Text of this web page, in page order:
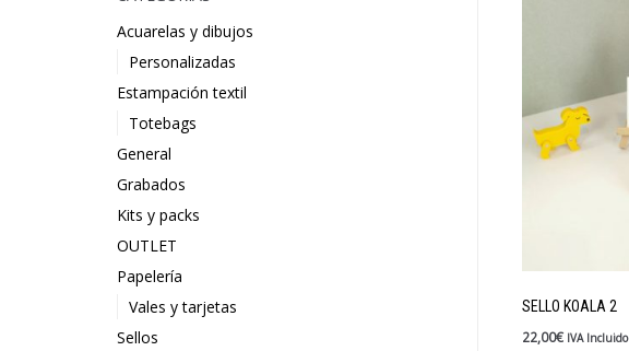
Acuarelas y dibujos
Personalizadas
Estampación textil
Totebags
General
Grabados
Kits y packs
OUTLET
Papelería
Vales y tarjetas
Sellos
SELLO KOALA 2
22,00€ IVA Incluido